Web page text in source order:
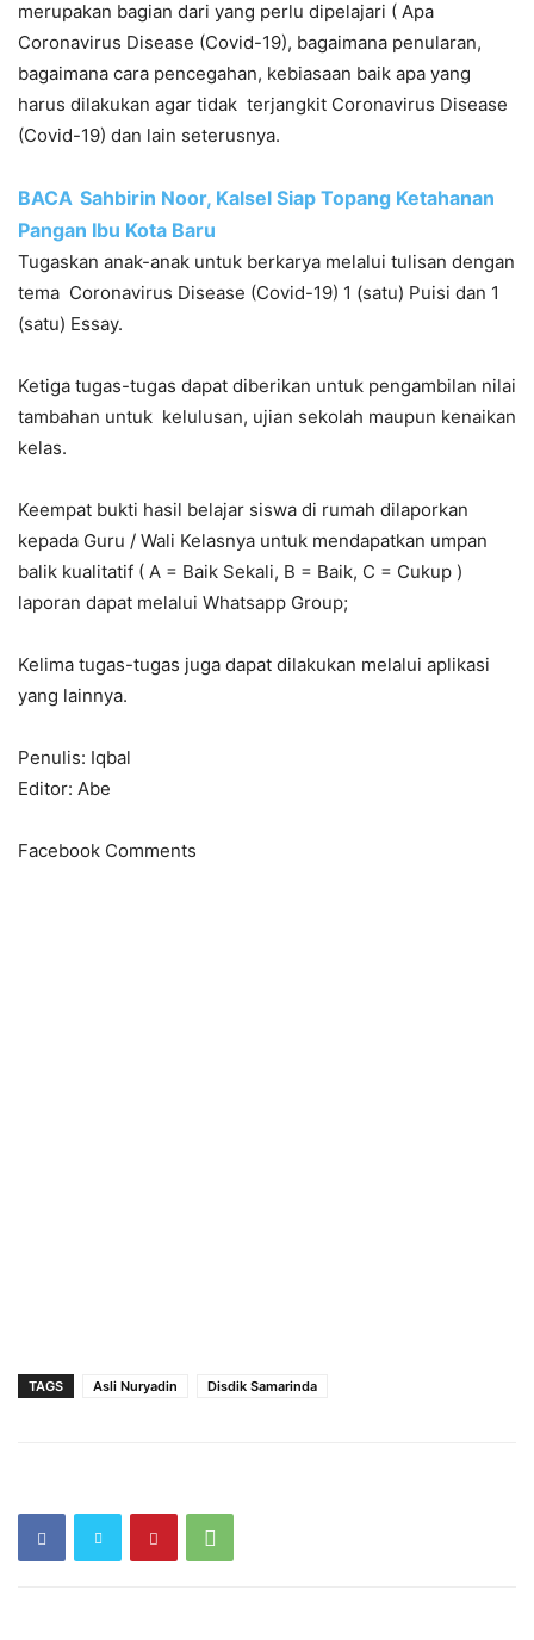
merupakan bagian dari yang perlu dipelajari ( Apa
Coronavirus Disease (Covid-19), bagaimana penularan,
bagaimana cara pencegahan, kebiasaan baik apa yang
harus dilakukan agar tidak terjangkit Coronavirus Disease
(Covid-19) dan lain seterusnya.
BACA Sahbirin Noor, Kalsel Siap Topang Ketahanan
Pangan Ibu Kota Baru
Tugaskan anak-anak untuk berkarya melalui tulisan dengan
tema Coronavirus Disease (Covid-19) 1 (satu) Puisi dan 1
(satu) Essay.
Ketiga tugas-tugas dapat diberikan untuk pengambilan nilai
tambahan untuk kelulusan, ujian sekolah maupun kenaikan
kelas.
Keempat bukti hasil belajar siswa di rumah dilaporkan
kepada Guru / Wali Kelasnya untuk mendapatkan umpan
balik kualitatif ( A = Baik Sekali, B = Baik, C = Cukup )
laporan dapat melalui Whatsapp Group;
Kelima tugas-tugas juga dapat dilakukan melalui aplikasi
yang lainnya.
Penulis: Iqbal
Editor: Abe
Facebook Comments
TAGS Asli Nuryadin Disdik Samarinda